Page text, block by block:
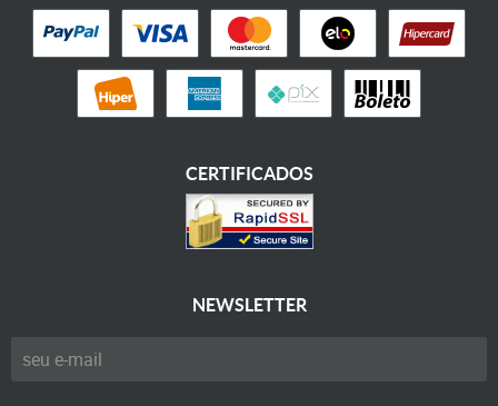
CERTIFICADOS
NEWSLETTER